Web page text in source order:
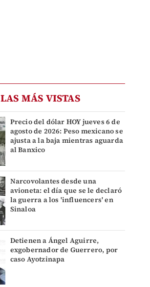
LAS MÁS VISTAS
Precio del dólar HOY jueves 6 de
agosto de 2026: Peso mexicano se
ajusta a la baja mientras aguarda
al Banxico
Narcovolantes desde una
avioneta: el día que se le declaró
la guerra a los 'influencers' en
Sinaloa
Detienen a Ángel Aguirre,
exgobernador de Guerrero, por
caso Ayotzinapa